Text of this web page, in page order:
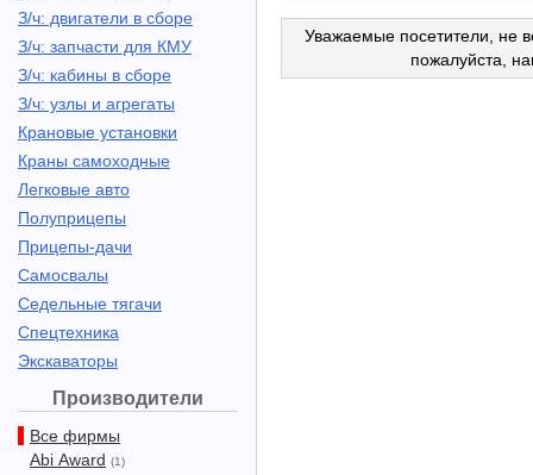
З/ч: двигатели в сборе
З/ч: запчасти для КМУ
З/ч: кабины в сборе
З/ч: узлы и агрегаты
Крановые установки
Краны самоходные
Легковые авто
Полуприцепы
Прицепы-дачи
Самосвалы
Седельные тягачи
Спецтехника
Экскаваторы
Производители
Все фирмы
Abi Award (1)
Уважаемые посетители, не
пожалуйста,